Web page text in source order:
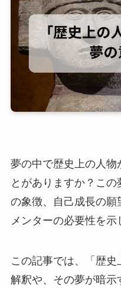
夢の中で歴史上の人物
とがありますか？こ
の象徴、自己成長の
メンターの必要性を示
この記事では、「歴
解釈や、その夢が暗示